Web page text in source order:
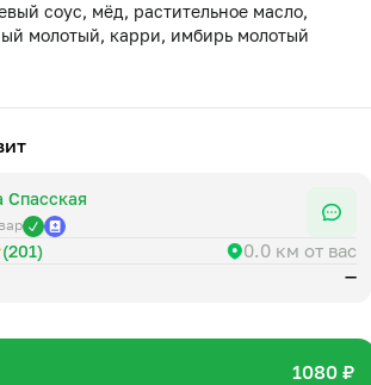
соус, мёд, растительное масло,
Спасская
(201) 0.0 км от вас
—
1080 ₽